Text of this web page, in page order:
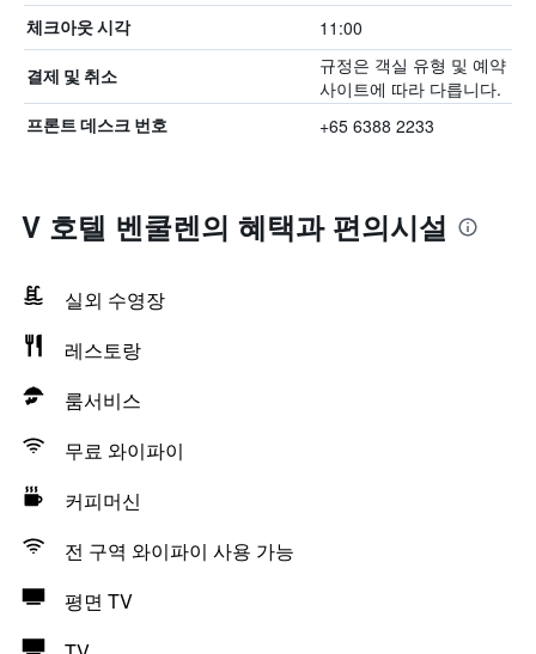
체크아웃 시각 11:00
결제 및 취소
규정은 객실 유형 및 예약
사이트에 따라 다릅니다.
프론트 데스크 번호 +65 6388 2233
V 호텔 벤쿨렌의 혜택​과 편의시설
실외 수영장
레스토랑
룸서비스
무료 와이파이
커피머신
전 구역 와이파이 사용 가능
평면 TV